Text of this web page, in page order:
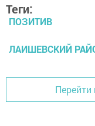
Теги:
ПОЗИТИВ
ЛАИШЕВСКИЙ
Перейти